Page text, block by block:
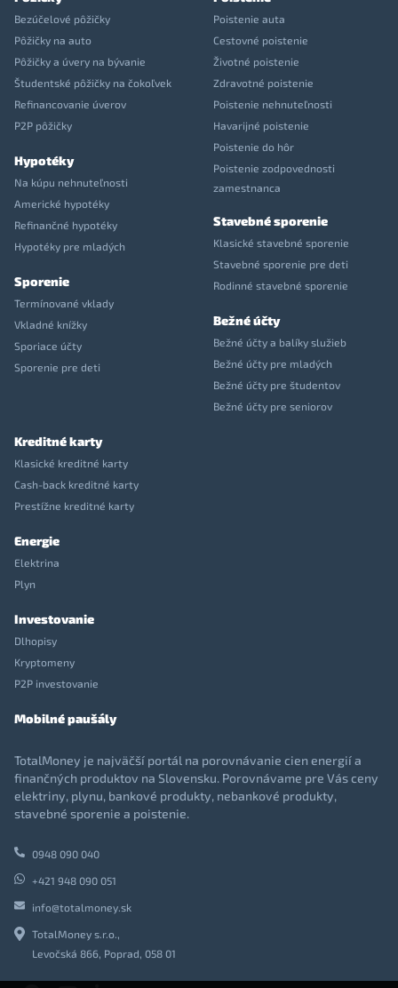
Bezúčelové pôžičky
Pôžičky na auto
Pôžičky a úvery na bývanie
Študentské pôžičky na čokoľvek
Refinancovanie úverov
P2P pôžičky
Hypotéky
Na kúpu nehnuteľnosti
Americké hypotéky
Refinančné hypotéky
Hypotéky pre mladých
Sporenie
Termínované vklady
Vkladné knížky
Sporiace účty
Sporenie pre deti
Poistenie auta
Cestovné poistenie
Životné poistenie
Zdravotné poistenie
Poistenie nehnuteľnosti
Havarijné poistenie
Poistenie do hôr
Poistenie zodpovednosti
zamestnanca
Stavebné sporenie
Klasické stavebné sporenie
Stavebné sporenie pre deti
Rodinné stavebné sporenie
Bežné účty
Bežné účty a balíky služieb
Bežné účty pre mladých
Bežné účty pre študentov
Bežné účty pre seniorov
Kreditné karty
Klasické kreditné karty
Cash-back kreditné karty
Prestížne kreditné karty
Energie
Elektrina
Plyn
Investovanie
Dlhopisy
Kryptomeny
P2P investovanie
Mobilné paušály
TotalMoney je najväčší portál na porovnávanie cien energií a
finančných produktov na Slovensku. Porovnávame pre Vás ceny
elektriny, plynu, bankové produkty, nebankové produkty,
stavebné sporenie a poistenie.
0948 090 040
+421 948 090 051
info@totalmoney.sk
TotalMoney s.r.o.,
Levočská 866, Poprad, 058 01